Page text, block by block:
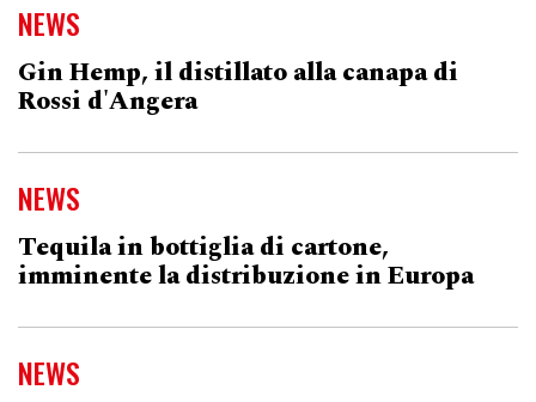
NEWS
Gin Hemp, il distillato alla canapa di
Rossi d'Angera
NEWS
Tequila in bottiglia di cartone,
imminente la distribuzione in Europa
NEWS